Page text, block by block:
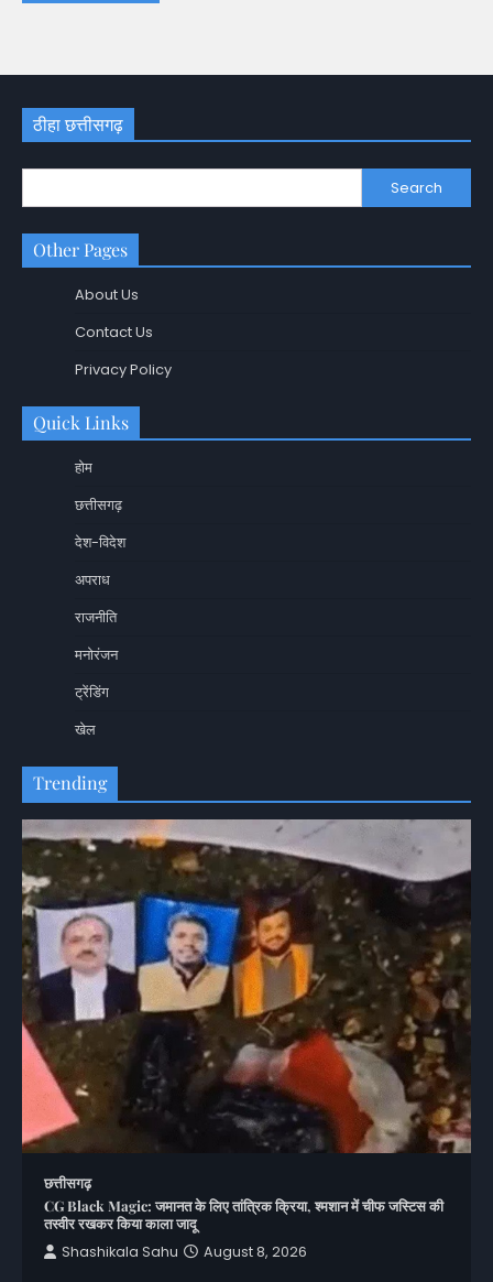
ठीहा छत्तीसगढ़
Search
Other Pages
About Us
Contact Us
Privacy Policy
Quick Links
होम
छत्तीसगढ़
देश-विदेश
अपराध
राजनीति
मनोरंजन
ट्रेंडिंग
खेल
Trending
छत्तीसगढ़
CG Black Magic: जमानत के लिए तांत्रिक क्रिया, श्मशान में चीफ जस्टिस की
तस्वीर रखकर किया काला जादू
Shashikala Sahu
August 8, 2026